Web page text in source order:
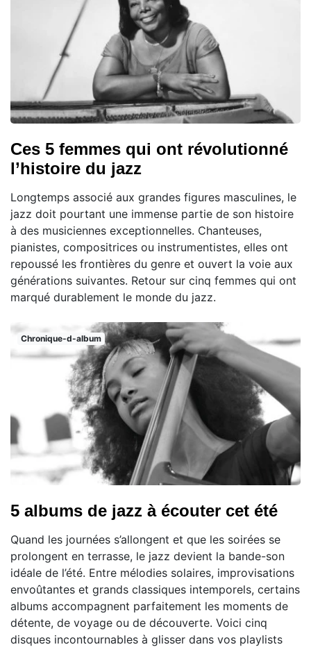
Ces 5 femmes qui ont révolutionné
l’histoire du jazz
Longtemps associé aux grandes figures masculines, le
jazz doit pourtant une immense partie de son histoire
à des musiciennes exceptionnelles. Chanteuses,
pianistes, compositrices ou instrumentistes, elles ont
repoussé les frontières du genre et ouvert la voie aux
générations suivantes. Retour sur cinq femmes qui ont
marqué durablement le monde du jazz.
Chronique-d-album
5 albums de jazz à écouter cet été
Quand les journées s’allongent et que les soirées se
prolongent en terrasse, le jazz devient la bande-son
idéale de l’été. Entre mélodies solaires, improvisations
envoûtantes et grands classiques intemporels, certains
albums accompagnent parfaitement les moments de
détente, de voyage ou de découverte. Voici cinq
disques incontournables à glisser dans vos playlists